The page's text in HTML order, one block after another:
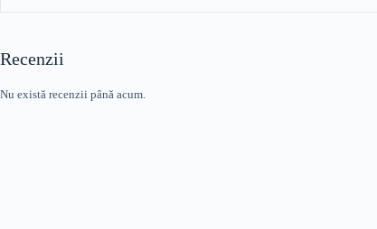
Recenzii
Nu există recenzii până acum.